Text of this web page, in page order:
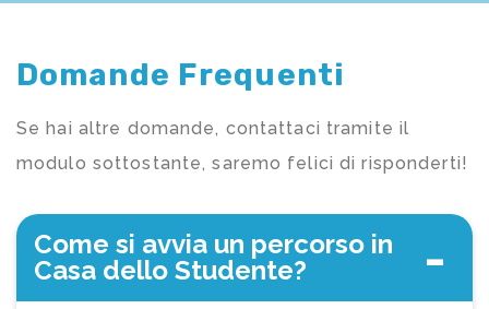
Domande Frequenti
Se hai altre domande, contattaci tramite il
modulo sottostante, saremo felici di risponderti!
Come si avvia un percorso in
Casa dello Studente?